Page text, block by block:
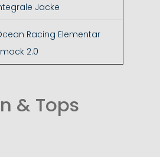
Jacke
Racing Elementar
2.0
& Tops